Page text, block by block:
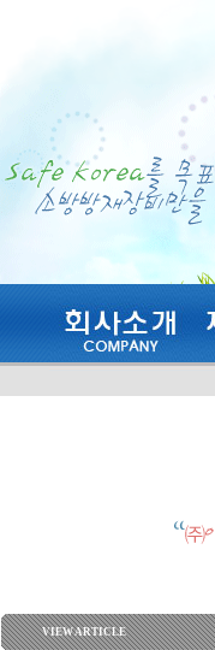
VIEW ARTICLE